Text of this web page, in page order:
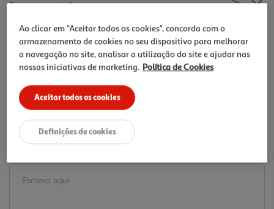
Faça a sua avaliação
44 €/un
-20%
Price reduced from
55,00 €to
44,00 €
Promoção:
Ao clicar em "Aceitar todos os cookies", concorda com o
armazenamento de cookies no seu dispositivo para melhorar
a navegação no site, analisar a utilização do site e ajudar nas
nossas iniciativas de marketing. Política de Cookies
Aceitar todos os cookies
Definições de cookies